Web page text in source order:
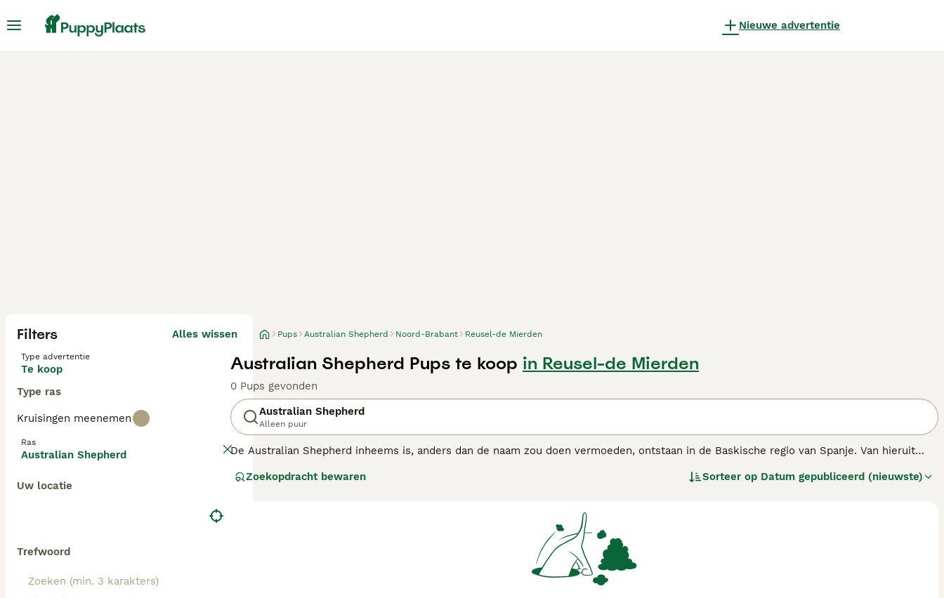
Nieuwe advertentie
Filters Alles wissen
Type advertentie
Te koop
Type ras
Kruisingen meenemen
Ras
Australian Shepherd
Uw locatie
Trefwoord
Pups Australian Shepherd Noord-Brabant Reusel-de Mierden
Australian Shepherd Pups te koop in Reusel-de Mierden
0 Pups gevonden
Australian Shepherd
Alleen puur
De Australian Shepherd inheems is, anders dan de naam zou doen vermoeden, ontstaan in de Baskische regio van Spanje. Van hieruit
is een populaire werk- en gezinshond.
Zoekopdracht bewaren Sorteer op Datum gepubliceerd (nieuwste)